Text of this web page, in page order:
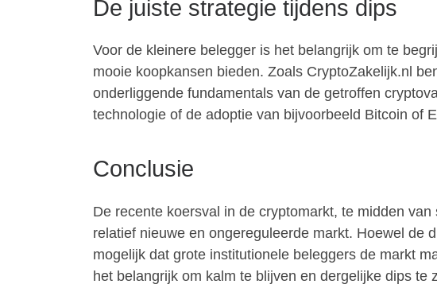
De juiste strategie tijdens dips
Voor de kleinere belegger is het belangrijk om te
mooie koopkansen bieden. Zoals CryptoZakelijk.nl
onderliggende fundamentals van de getroffen
technologie of de adoptie van bijvoorbeeld Bitcoin of
Conclusie
De recente koersval in de cryptomarkt, te midden
relatief nieuwe en ongereguleerde markt. Hoewel de
mogelijk dat grote institutionele beleggers de markt
het belangrijk om kalm te blijven en dergelijke dips